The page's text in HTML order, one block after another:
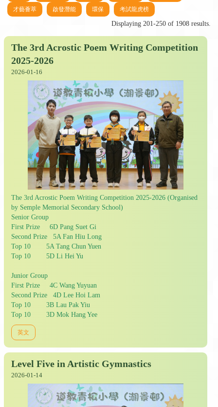
才藝薈萃 啟發潛能 環保 考試龍虎榜
Displaying 201-250 of 1908 results.
The 3rd Acrostic Poem Writing Competition
2025-2026
2026-01-16
The 3rd Acrostic Poem Writing Competition 2025-2026 (Organised
by Semple Memorial Secondary School)
Senior Group
First Prize 6D Pang Suet Gi
Second Prize 5A Fan Hiu Long
Top 10 5A Tang Chun Yuen
Top 10 5D Li Hei Yu
Junior Group
First Prize 4C Wang Yuyuan
Second Prize 4D Lee Hoi Lam
Top 10 3B Lau Pak Yiu
Top 10 3D Mok Hang Yee
英文
Level Five in Artistic Gymnastics
2026-01-14